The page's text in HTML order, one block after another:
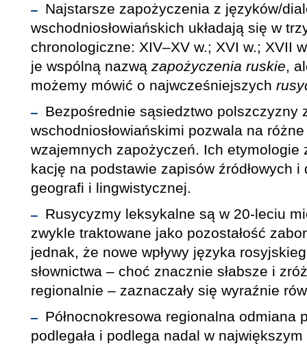
Najstarsze zapożyczenia z języków/
wschodniosłowiańskich układają się w
chronologiczne: XIV–XV w.; XVI w.; XVII
je wspólną nazwą zapożyczenia ruskie,
możemy mówić o najwcześniejszych
Bezpośrednie sąsiedztwo polszczyzny
wschodniosłowiańskimi pozwala na
wzajemnych zapożyczeń. Ich etymologie
kację na podstawie zapisów źródłowych
geografi i lingwistycznej.
Rusycyzmy leksykalne są w 20-leciu
zwykle traktowane jako pozostałość
jednak, że nowe wpływy języka
słownictwa – choć znacznie słabsze i
regionalnie – zaznaczały się wyraźnie
Północnokresowa regionalna odmiana
podlegała i podlega nadal w największym